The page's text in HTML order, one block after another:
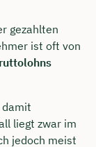
gezahlten
ist oft von
damit
liegt zwar im
jedoch meist